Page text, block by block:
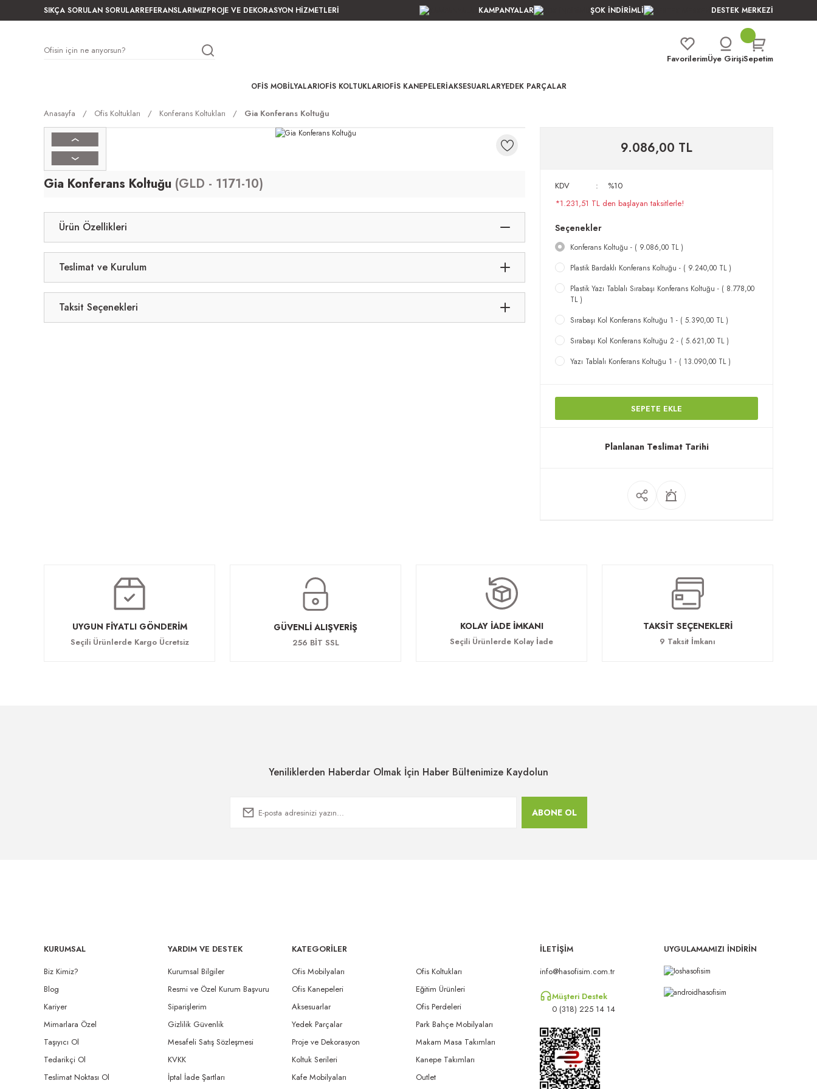
SIKÇA SORULAN SORULARREFERANSLARIMIZPROJE VE DEKORASYON HİZMETLERİ KAMPANYALAR ŞOK İNDİRİMLİ DESTEK MERKEZİ
FavorilerimÜye GirişiSepetim
OFIS MOBILYALARIOFIS KOLTUKLARIOFIS KANEPELERIAKSESUARLARYEDEK PARÇALAR
Anasayfa Ofis Koltukları Konferans Koltukları Gia Konferans Koltuğu
Gia Konferans Koltuğu (GLD - 1171-10)
Ürün Özellikleri
Teslimat ve Kurulum
Taksit Seçenekleri
9.086,00 TL
KDV
%10
*1.231,51 TL den başlayan taksitlerle!
Seçenekler
Konferans Koltuğu - ( 9.086,00 TL )
Plastik Bardaklı Konferans Koltuğu - ( 9.240,00 TL )
Plastik Yazı Tablalı Sırabaşı Konferans Koltuğu - ( 8.778,00
TL )
Sırabaşı Kol Konferans Koltuğu 1 - ( 5.390,00 TL )
Sırabaşı Kol Konferans Koltuğu 2 - ( 5.621,00 TL )
Yazı Tablalı Konferans Koltuğu 1 - ( 13.090,00 TL )
SEPETE EKLE
Planlanan Teslimat Tarihi
UYGUN FİYATLI GÖNDERİM
Seçili Ürünlerde Kargo Ücretsiz
GÜVENLİ ALIŞVERİŞ
256 BİT SSL
KOLAY İADE İMKANI
Seçili Ürünlerde Kolay İade
TAKSİT SEÇENEKLERİ
9 Taksit İmkanı
Yeniliklerden Haberdar Olmak İçin Haber Bültenimize Kaydolun
ABONE OL
KURUMSAL
Biz Kimiz?
Blog
Kariyer
Mimarlara Özel
Taşıyıcı Ol
Tedarikçi Ol
Teslimat Noktası Ol
YARDIM VE DESTEK
Kurumsal Bilgiler
Resmi ve Özel Kurum Başvuru
Siparişlerim
Gizlilik Güvenlik
Mesafeli Satış Sözleşmesi
KVKK
İptal İade Şartları
KATEGORİLER
Ofis Mobilyaları
Ofis Koltukları
Ofis Kanepeleri
Eğitim Ürünleri
Aksesuarlar
Ofis Perdeleri
Yedek Parçalar
Park Bahçe Mobilyaları
Proje ve Dekorasyon
Makam Masa Takımları
Koltuk Serileri
Kanepe Takımları
Kafe Mobilyaları
Outlet
İLETİŞİM
info@hasofisim.com.tr
Müşteri Destek
0 (318) 225 14 14
UYGULAMAMIZI İNDİRİN